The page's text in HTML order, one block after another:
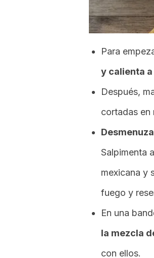
Para
y calienta
Después,
cortadas en
Salpimenta
mexicana y
fuego y
En una
la mezcla
con ellos.